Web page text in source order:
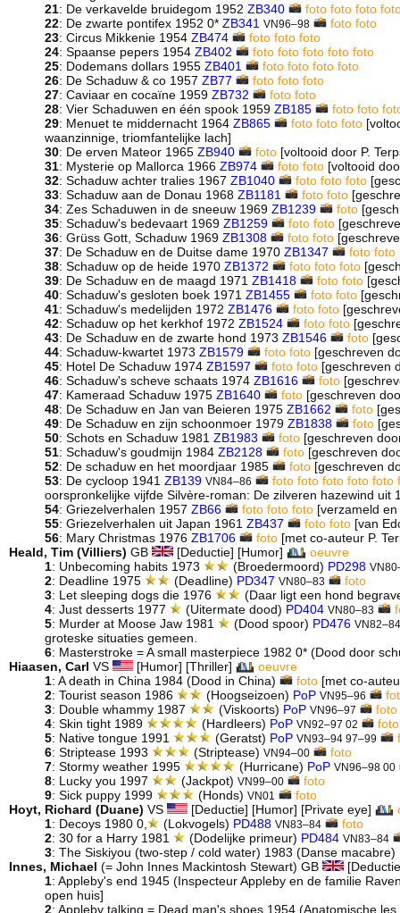
21: De verkavelde bruidegom 1952 ZB340 foto foto foto
22: De zwarte pontifex 1952 0* ZB341 VN96–98 foto foto
23: Circus Mikkenie 1954 ZB474 foto foto foto
24: Spaanse pepers 1954 ZB402 foto foto foto foto foto
25: Dodemans dollars 1955 ZB401 foto foto foto foto
26: De Schaduw & co 1957 ZB77 foto foto foto
27: Caviaar en cocaïne 1959 ZB732 foto foto
28: Vier Schaduwen en één spook 1959 ZB185 foto foto
29: Menuet te middernacht 1964 ZB865 foto foto foto
waanzinnige, triomfantelijke lach]
30: De erven Mateor 1965 ZB940 foto[voltooid door P.
31: Mysterie op Mallorca 1966 ZB974 foto foto[voltooid
32: Schaduw achter tralies 1967 ZB1040 foto foto foto
33: Schaduw aan de Donau 1968 ZB1181 foto foto
34: Zes Schaduwen in de sneeuw 1969 ZB1239 foto
35: Schaduw's bedevaart 1969 ZB1259 foto foto
36: Grüss Gott, Schaduw 1969 ZB1308 foto foto
37: De Schaduw en de Duitse dame 1970 ZB1347 foto foto
38: Schaduw op de heide 1970 ZB1372 foto foto foto
39: De Schaduw en de maagd 1971 ZB1418 foto foto
40: Schaduw's gesloten boek 1971 ZB1455 foto foto
41: Schaduw's medelijden 1972 ZB1476 foto foto
42: Schaduw op het kerkhof 1972 ZB1524 foto foto
43: De Schaduw en de zwarte hond 1973 ZB1546 foto
44: Schaduw-kwartet 1973 ZB1579 foto foto[geschreven
45: Hotel De Schaduw 1974 ZB1597 foto foto[geschreven
46: Schaduw's scheve schaats 1974 ZB1616 foto
47: Kameraad Schaduw 1975 ZB1640 foto[geschreven
48: De Schaduw en Jan van Beieren 1975 ZB1662 foto
49: De Schaduw en zijn schoonmoer 1979 ZB1838 foto
50: Schots en Schaduw 1981 ZB1983 foto[geschreven
51: Schaduw's goudmijn 1984 ZB2128 foto[geschreven
52: De schaduw en het moordjaar 1985 foto[geschreven
53: De cycloop 1941 ZB139 VN84–86 foto foto foto foto foto
oorspronkelijke vijfde Silvère-roman: De zilveren hazewind uit
54: Griezelverhalen 1957 ZB66 foto foto foto[verzameld en
55: Griezelverhalen uit Japan 1961 ZB437 foto foto[van
56: Mary Christmas 1976 ZB1706 foto[met co-auteur P.
Heald, Tim (Villiers) GB [Deductie] [Humor]
oeuvre
1: Unbecoming habits 1973 (Broedermoord) PD298
2: Deadline 1975 (Deadline) PD347 VN80–83
foto
3: Let sleeping dogs die 1976
(Daar ligt een hond
4: Just desserts 1977 (Uitermate dood) PD404 VN80–83
5: Murder at Moose Jaw 1981 (Dood spoor) PD476
groteske situaties gemeen.
6: Masterstroke = A small masterpiece 1982 0* (Dood door
Hiaasen, Carl VS [Humor] [Thriller]
oeuvre
1: A death in China 1984 (Dood in China) foto[met co-
2: Tourist season 1986 (Hoogseizoen) PoP VN95–96
3: Double whammy 1987 (Viskoorts) PoP VN96–97
foto
4: Skin tight 1989 (Hardleers) PoP VN92–97 02
foto
5: Native tongue 1991 (Geratst) PoP VN93–94 97–99
6: Striptease 1993 (Striptease)VN94–00
foto
7: Stormy weather 1995 (Hurricane) PoP VN96–98 00
8: Lucky you 1997 (Jackpot) VN99–00
foto
9: Sick puppy 1999 (Honds)VN01
foto
Hoyt, Richard (Duane) VS [Deductie] [Humor] [Private eye]
1: Decoys 1980 0, (Lokvogels) PD488 VN83–84
foto
2: 30 for a Harry 1981 (Dodelijke primeur) PD484 VN83–84
3: The Siskiyou (two-step / cold water) 1983 (Danse macabre)
Innes, Michael (= John Innes Mackintosh Stewart) GB
1: Appleby's end 1945 (Inspecteur Appleby en de familie
open huis]
2: Appleby talking = Dead man's shoes 1954 (Anatomische